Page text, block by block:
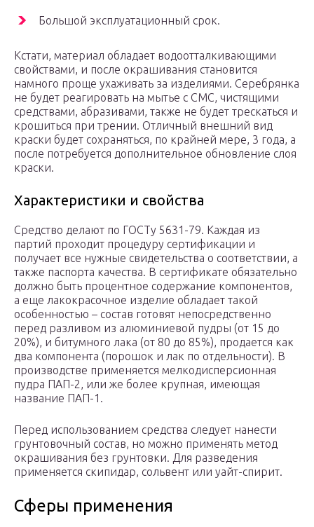
Большой эксплуатационный срок.
Кстати, материал обладает водоотталкивающими
свойствами, и после окрашивания становится
намного проще ухаживать за изделиями. Серебрянка
не будет реагировать на мытье с СМС, чистящими
средствами, абразивами, также не будет трескаться и
крошиться при трении. Отличный внешний вид
краски будет сохраняться, по крайней мере, 3 года, а
после потребуется дополнительное обновление слоя
краски.
Характеристики и свойства
Средство делают по ГОСТу 5631-79. Каждая из
партий проходит процедуру сертификации и
получает все нужные свидетельства о соответствии, а
также паспорта качества. В сертификате обязательно
должно быть процентное содержание компонентов,
а еще лакокрасочное изделие обладает такой
особенностью – состав готовят непосредственно
перед разливом из алюминиевой пудры (от 15 до
20%), и битумного лака (от 80 до 85%), продается как
два компонента (порошок и лак по отдельности). В
производстве применяется мелкодисперсионная
пудра ПАП-2, или же более крупная, имеющая
название ПАП-1.
Перед использованием средства следует нанести
грунтовочный состав, но можно применять метод
окрашивания без грунтовки. Для разведения
применяется скипидар, сольвент или уайт-спирит.
Сферы применения